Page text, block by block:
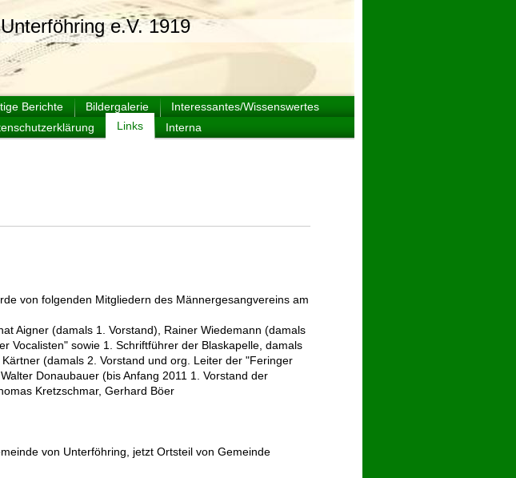
e.V. 1919
Berichte Bildergalerie
Interessantes/Wissenswertes
Links Interna
von folgenden Mitgliedern des Männergesangvereins am
Aigner (damals 1. Vorstand), Rainer Wiedemann (damals
Vocalisten" sowie 1. Schriftführer der Blaskapelle, damals
(damals 2. Vorstand und org. Leiter der "Feringer
Donaubauer (bis Anfang 2011 1. Vorstand der
Kretzschmar, Gerhard Böer
von Unterföhring, jetzt Ortsteil von Gemeinde